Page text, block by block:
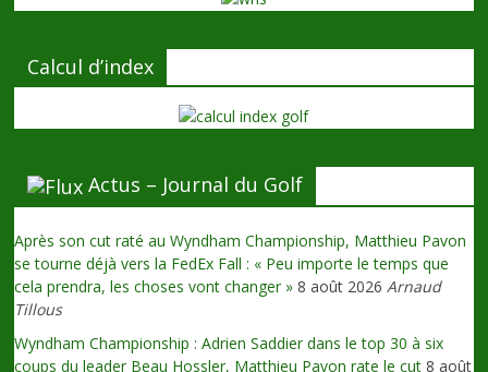
Calcul d’index
Actus – Journal du Golf
Après son cut raté au Wyndham Championship, Matthieu Pavon
se tourne déjà vers la FedEx Fall : « Peu importe le temps que
cela prendra, les choses vont changer » 8 août 2026 Arnaud
Tillous
Wyndham Championship : Adrien Saddier dans le top 30 à six
coups du leader Beau Hossler, Matthieu Pavon rate le cut 8 août